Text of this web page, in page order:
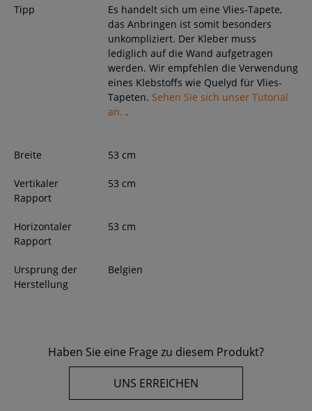
Tipp
Es handelt sich um eine Vlies-Tapete,
das Anbringen ist somit besonders
unkompliziert. Der Kleber muss
lediglich auf die Wand aufgetragen
werden. Wir empfehlen die Verwendung
eines Klebstoffs wie Quelyd für Vlies-
Tapeten. Sehen Sie sich unser Tutorial
an. .
Breite 53 cm
Vertikaler
Rapport
53 cm
Horizontaler
Rapport
53 cm
Ursprung der
Herstellung
Belgien
Haben Sie eine Frage zu diesem Produkt?
UNS ERREICHEN